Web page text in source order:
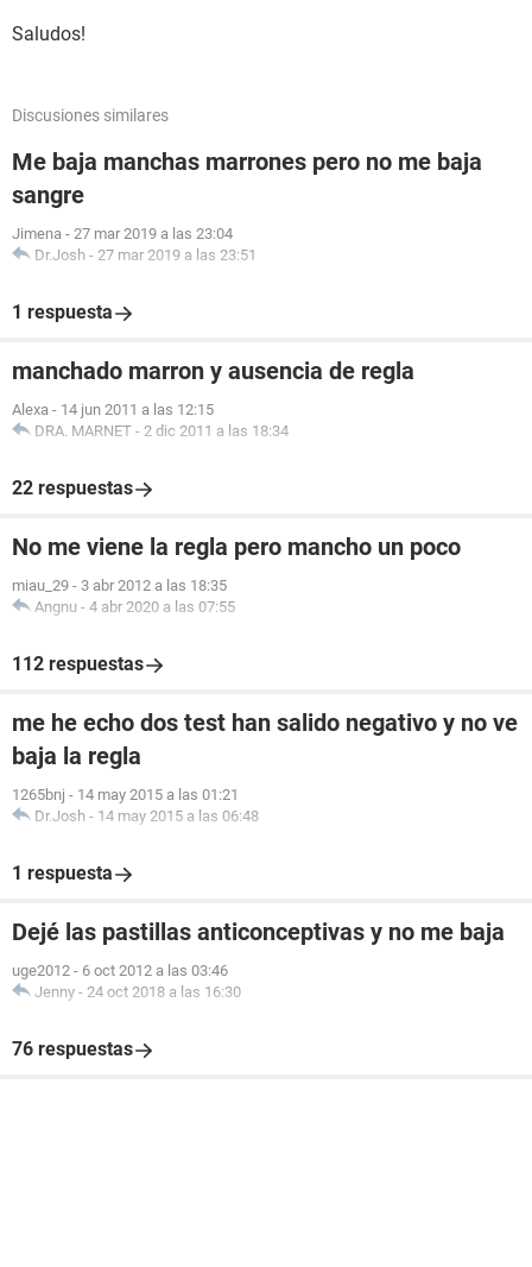
Saludos!
Discusiones similares
Me baja manchas marrones pero no me baja
sangre
Jimena - 27 mar 2019 a las 23:04
Dr.Josh - 27 mar 2019 a las 23:51
1 respuesta
manchado marron y ausencia de regla
Alexa - 14 jun 2011 a las 12:15
DRA. MARNET - 2 dic 2011 a las 18:34
22 respuestas
No me viene la regla pero mancho un poco
miau_29 - 3 abr 2012 a las 18:35
Angnu - 4 abr 2020 a las 07:55
112 respuestas
me he echo dos test han salido negativo y no ve
baja la regla
1265bnj - 14 may 2015 a las 01:21
Dr.Josh - 14 may 2015 a las 06:48
1 respuesta
Dejé las pastillas anticonceptivas y no me baja
uge2012 - 6 oct 2012 a las 03:46
Jenny - 24 oct 2018 a las 16:30
76 respuestas